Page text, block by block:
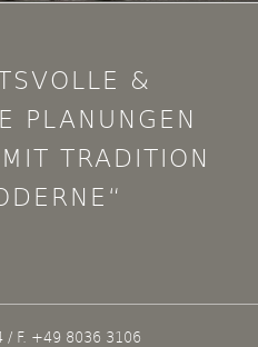
&
PLANUNGEN
TRADITION
/ F. +49 8036 3106